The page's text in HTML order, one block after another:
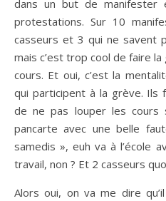
dans un but de
protestations. Sur 10
casseurs et 3 qui ne savent
mais c’est trop cool de faire
cours. Et oui, c’est la
qui participent à la grève. Ils
de ne pas louper les cours
pancarte avec une belle
samedis », euh va à l’école
travail, non ? Et 2 casseurs
Alors oui, on va me dire